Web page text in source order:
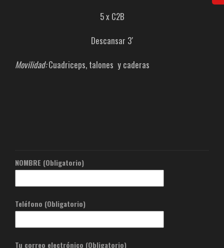
5 x C2B
Descansar 3′
Movilidad:Cuadriceps, talones y caderas
NOMBRE (Obligatorio)
Teléfono (Obligatorio)
Tu correo electrónico (Obligatorio)